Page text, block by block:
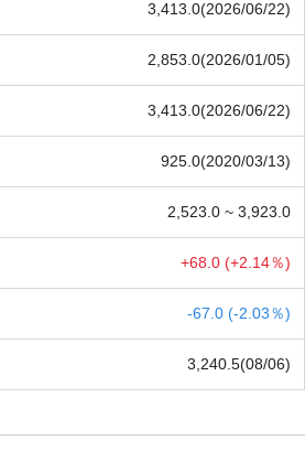
3,413.0(2026/06/22)
2,853.0(2026/01/05)
3,413.0(2026/06/22)
925.0(2020/03/13)
2,523.0 ~ 3,923.0
+68.0 (+2.14％)
-67.0 (-2.03％)
3,240.5(08/06)